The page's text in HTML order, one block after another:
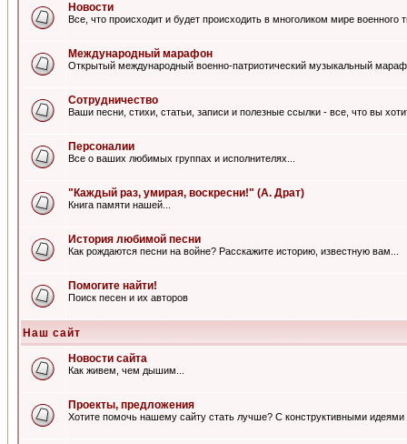
Новости
Все, что происходит и будет происходить в многоликом мире военного
Международный марафон
Открытый международный военно-патриотический музыкальный
Сотрудничество
Ваши песни, стихи, статьи, записи и полезные ссылки - все, что вы
Персоналии
Все о ваших любимых группах и исполнителях...
"Каждый раз, умирая, воскресни!" (А. Драт)
Книга памяти нашей...
История любимой песни
Как рождаются песни на войне? Расскажите историю, известную вам...
Помогите найти!
Поиск песен и их авторов
Наш сайт
Новости сайта
Как живем, чем дышим...
Проекты, предложения
Хотите помочь нашему сайту стать лучше? С конструктивными